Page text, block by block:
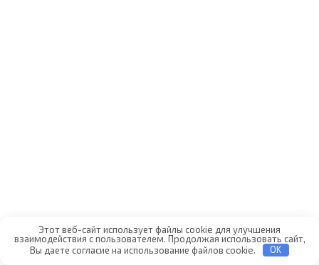
Этот веб-сайт использует файлы cookie для улучшения
взаимодействия с пользователем. Продолжая использовать сайт,
Вы даете согласие на использование файлов cookie.
OK